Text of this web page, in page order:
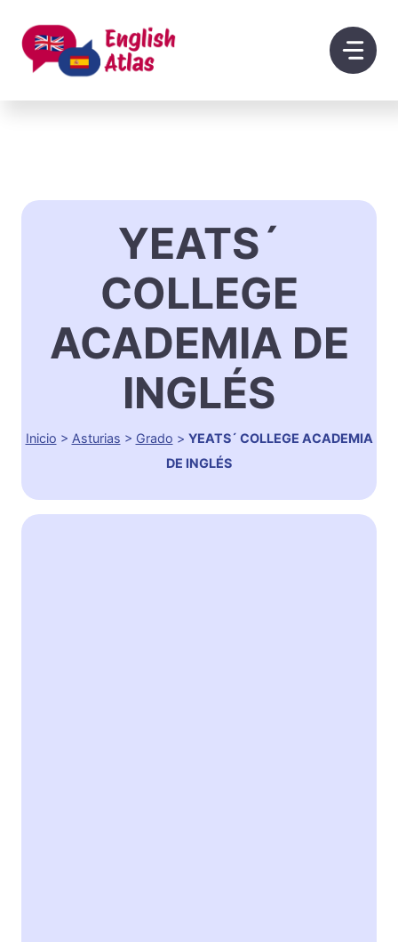
contenido
YEATS´
COLLEGE
ACADEMIA DE
INGLÉS
Inicio > Asturias > Grado > YEATS´ COLLEGE ACADEMIA
DE INGLÉS